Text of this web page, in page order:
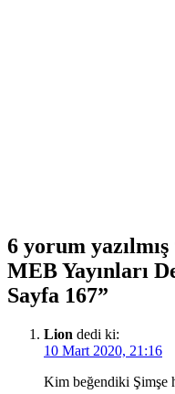
6 yorum
MEB Yayınları
Sayfa 167”
Lion dedi ki:
10 Mart 2020, 21:16
Kim beğendiki Şimşe